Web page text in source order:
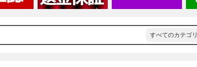
すべてのカテゴリ